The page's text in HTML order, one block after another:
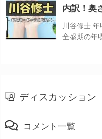
内訳！奥
川谷修士
全盛期の年
ディスカッション
コメント一覧